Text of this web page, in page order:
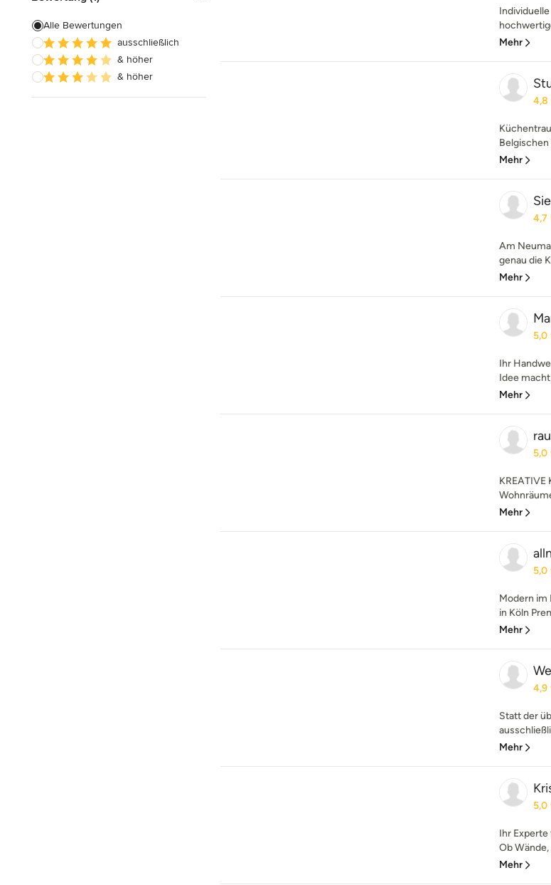
Fugenlose Wände
Alle anzeigen
Alle Bewertungen
ausschließlich
& höher
& höher
Mehr
4,8
Belgischen
Mehr
4,7
Am
genau die
Mehr
5,0
Ihr
Idee
Mehr
5,0
Mehr
5,0
Modern im
in Köln
Mehr
4,9
Statt der
Mehr
5,0
Ihr
Ob
Mehr